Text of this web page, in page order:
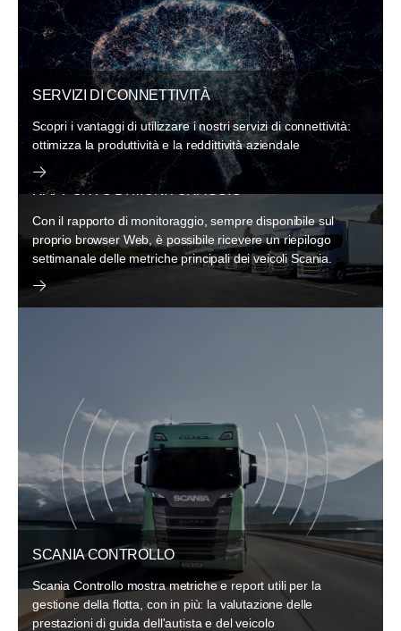
SERVIZI DI CONNETTIVITÀ
Scopri i vantaggi di utilizzare i nostri servizi di connettività:
ottimizza la produttività e la reddittività aziendale
RAPPORTO DI MONITORAGGIO
Con il rapporto di monitoraggio, sempre disponibile sul
proprio browser Web, è possibile ricevere un riepilogo
settimanale delle metriche principali dei veicoli Scania.
SCANIA CONTROLLO
Scania Controllo mostra metriche e report utili per la
gestione della flotta, con in più: la valutazione delle
prestazioni di guida dell'autista e del veicolo